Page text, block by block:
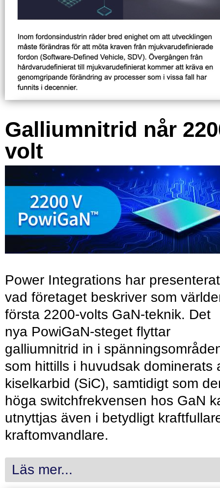
Galliumnitrid når
volt
Power Integrations har presenterat
vad företaget beskriver som
första 2200-volts GaN-teknik. Det
nya PowiGaN-steget flyttar
galliumnitrid in i
som hittills i huvudsak dominerats
kiselkarbid (SiC), samtidigt som
höga switchfrekvensen hos GaN
utnyttjas även i betydligt
kraftomvandlare.
Läs mer...